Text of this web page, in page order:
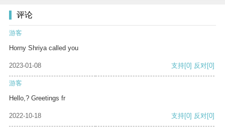
评论
游客
Horny Shriya called you
2023-01-08 支持[0] 反对[0]
游客
Hello,? Greetings fr
2022-10-18 支持[0] 反对[0]